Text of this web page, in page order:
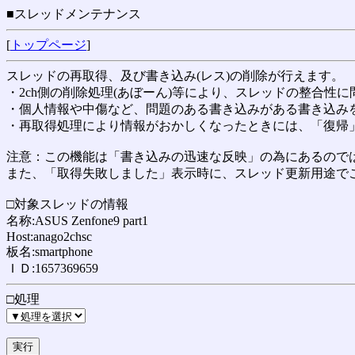
■スレッドメンテナンス
[ トップページ]
スレッドの再取得、及び書き込み(レス)の削除が行えます。
・2ch側の削除処理(あぼーん)等により、スレッドの整合性
・個人情報や中傷など、問題のある書き込みがある書き込
・再取得処理により情報がおかしくなったときには、「復帰
注意：この機能は「書き込みの迅速な反映」の為にあるの
また、「取得失敗しました」表示時に、スレッド更新用途
□対象スレッドの情報
名称:ASUS Zenfone9 part1
Host:anago2chsc
板名:smartphone
ＩＤ:1657369659
□処理